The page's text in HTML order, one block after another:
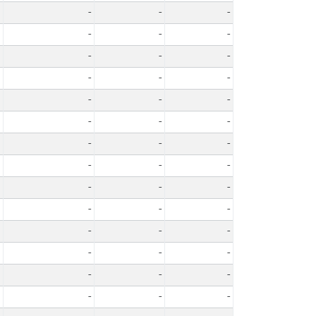
- -
-
- -
-
- -
-
- -
-
- -
-
- -
-
- -
-
- -
-
- -
-
- -
-
- -
-
- -
-
- -
-
- -
-